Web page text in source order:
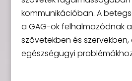
kommunikációban. A
a GAG-ok felhalmozódnak
szövetekben és
egészségügyi